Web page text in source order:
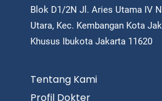
Blok D1/2N Jl. Aries Utama IV
Utara, Kec. Kembangan Kota
Khusus Ibukota Jakarta 11620
Tentang Kami
Profil Dokter